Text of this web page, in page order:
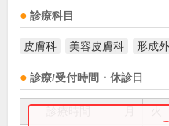
診療科目
皮膚科 美容皮膚科 形成
診療/受付時間・休診日